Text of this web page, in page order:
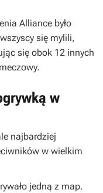
Alliance było
się mylili,
się obok 12 innych
w
najbardziej
w wielkim
jedną z map.